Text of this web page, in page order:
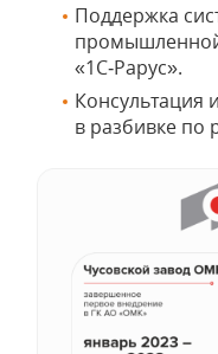
Поддержка
«1С‑Рарус».
Консультация
в разбивке по